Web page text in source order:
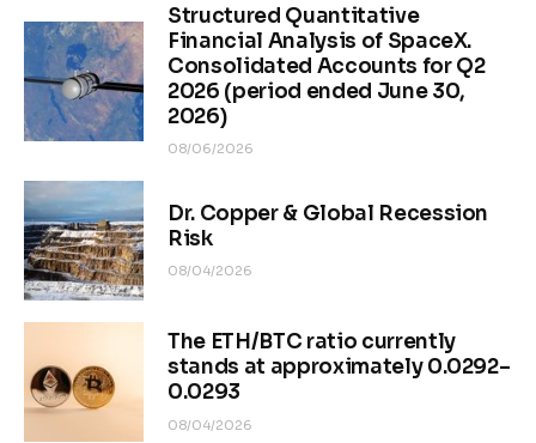
Structured Quantitative
Financial Analysis of SpaceX.
Consolidated Accounts for Q2
2026 (period ended June 30,
2026)
08/06/2026
Dr. Copper & Global Recession
Risk
08/04/2026
The ETH/BTC ratio currently
stands at approximately 0.0292–
0.0293
08/04/2026